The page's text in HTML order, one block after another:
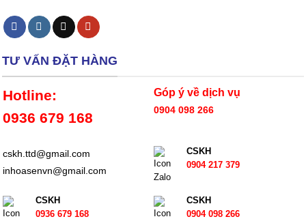
TƯ VẤN ĐẶT HÀNG
Hotline:
0936 679 168
Góp ý về dịch vụ
0904 098 266
cskh.ttd@gmail.com
inhoasenvn@gmail.com
CSKH
0904 217 379
CSKH
0936 679 168
CSKH
0904 098 266